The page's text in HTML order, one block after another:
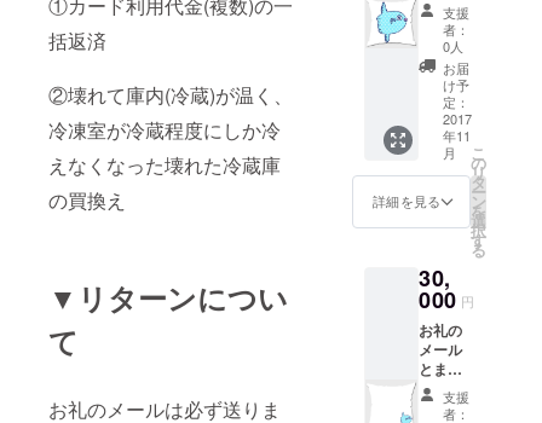
①カード利用代金(複数)の一
括返済
②壊れて庫内(冷蔵)が温く、
冷凍室が冷蔵程度にしか冷
えなくなった壊れた冷蔵庫
の買換え
▼リターンについ
て
お礼のメールは必ず送りま
ただき
ます。
H 48.5
m)を印
刷しま
す。 ▼
サイズ
(単位
mm) 本
W360×
H370×
D110 持
ち手
プリン
ト方
式：イ
ンク
ジェッ
トプリ
ンタ ※
トート
バッグ
の前面
に縦or
(210m
m×297
mm or
297mm
×210m
m)を印
刷しま
す。 ▼
クッ
ション
A(クッ
ション
カバー
＋本体)
※クッ
ション
カバー
のみで
も可 ▼
仕様 縫
（ファ
スナー
付） ▼
素材
クッ
ション
カ
バー：
支援
者：
0人
お届
け予
定：
2017
年11
月
詳細を見る
こ
の
リ
タ
ー
ン
を
選
択
す
る
30,
000 円
お礼の
メール
とまん
ぼう
クッ支援
者：